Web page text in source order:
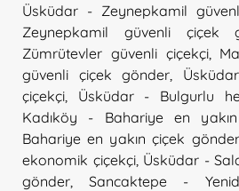
Üsküdar - Zeynepkamil
Zeynepkamil güvenli çiçek
Zümrütevler güvenli çiçekçi,
güvenli çiçek gönder
çiçekçi
Üsküdar - Bulgurlu
Kadıköy - Bahariye en
Bahariye en yakın çiçek gönder
ekonomik çiçekçi, Üsküdar -
gönder ,Sancaktepe -